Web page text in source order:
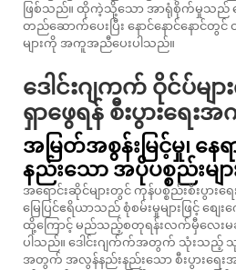
ဖြစ်သည်။ ထိုကဲ့သို့သော အာရုံစိုက်မှုသည်
တည်ဆောက်ပေးပြီး နောင်နောင်နောင်
များကို အကူအညီပေးပါသည်။
ဒေါင်းဂျကက် ဝိုင်ပ်မျ
ရှာဖွေရန် စီးပွားရေးအ
အမြတ်အစွန်းမြင့်မှု၊ နေ
နည်းသော အပိုပစ္စည်းမျာ
အရောင်းဆိုင်များတွင် ကုန်ပစ္စည်းစီးပွ
မြေပြင်ဧရိယာသည် စုံစမ်းမှုများဖြင့် စျေ
ထို့ကြောင့် မည်သည့်စတုရန်းလက်မှီလေး
ပါသည်။ ဒေါင်းဂျက်က်အတွက် သုံးသည့် သု
အတွက် အလွန်နည်းနည်းသော စီးပွားရေ